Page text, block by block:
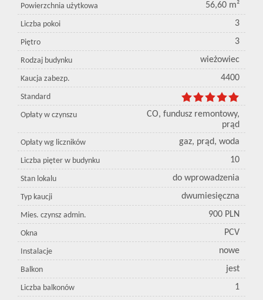
Powierzchnia użytkowa 56,60 m²
Liczba pokoi 3
Piętro 3
Rodzaj budynku wieżowiec
Kaucja zabezp. 4400
Standard
Opłaty w czynszu
CO, fundusz remontowy,
prąd
Opłaty wg liczników gaz, prąd, woda
Liczba pięter w budynku 10
Stan lokalu do wprowadzenia
Typ kaucji dwumiesięczna
Mies. czynsz admin. 900 PLN
Okna PCV
Instalacje nowe
Balkon jest
Liczba balkonów 1